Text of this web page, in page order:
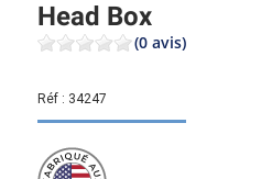
Head Box
(0 avis)
Réf : 34247